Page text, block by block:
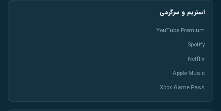
استریم و سرگرمی
YouTube Premium
Spotify
Netflix
Apple Music
Xbox Game Pass